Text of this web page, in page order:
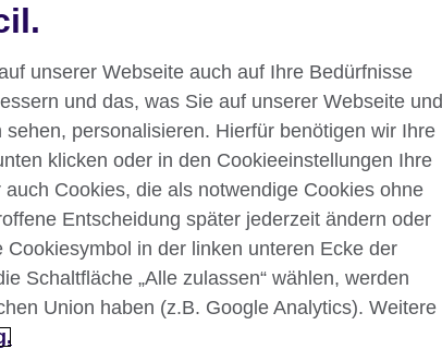
YouTube
Instagram
comments and complaints Cookies
Sitemap
unserer Webseite auch auf Ihre Bedürfnisse
und das, was Sie auf unserer Webseite und
personalisieren. Hierfür benötigen wir Ihre
klicken oder in den Cookieeinstellungen Ihre
Cookies, die als notwendige Cookies ohne
Entscheidung später jederzeit ändern oder
in der linken unteren Ecke der
Schaltfläche „Alle zulassen“ wählen, werden
Union haben (z.B. Google Analytics). Weitere